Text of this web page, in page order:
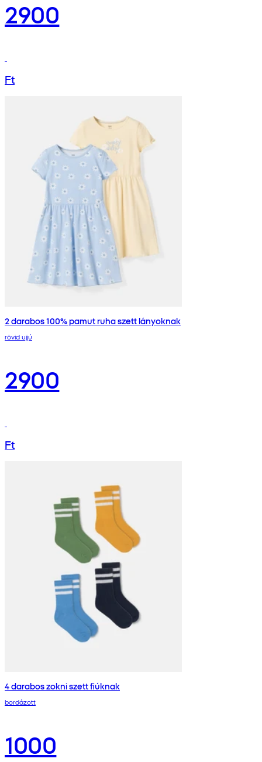
2900
Ft
2 darabos 100% pamut ruha szett lányoknak
rövid ujjú
2900
Ft
4 darabos zokni szett fiúknak
bordázott
1000